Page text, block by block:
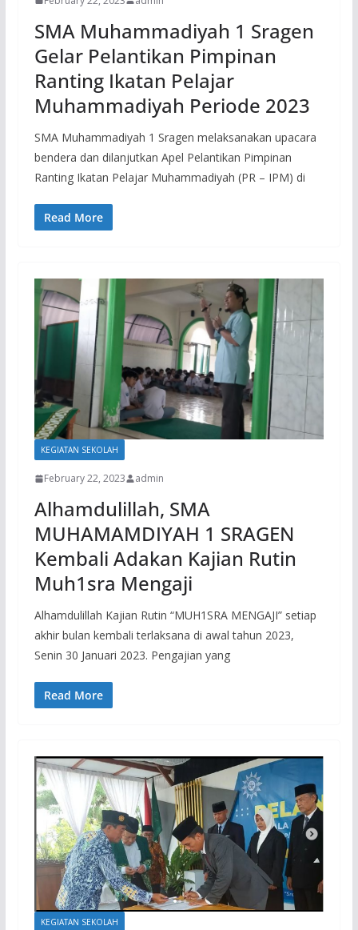
SMA Muhammadiyah 1 Sragen
Gelar Pelantikan Pimpinan
Ranting Ikatan Pelajar
Muhammadiyah Periode 2023
SMA Muhammadiyah 1 Sragen melaksanakan upacara
bendera dan dilanjutkan Apel Pelantikan Pimpinan
Ranting Ikatan Pelajar Muhammadiyah (PR – IPM) di
Read More
KEGIATAN SEKOLAH
February 22, 2023 admin
Alhamdulillah, SMA
MUHAMAMDIYAH 1 SRAGEN
Kembali Adakan Kajian Rutin
Muh1sra Mengaji
Alhamdulillah Kajian Rutin “MUH1SRA MENGAJI” setiap
akhir bulan kembali terlaksana di awal tahun 2023,
Senin 30 Januari 2023. Pengajian yang
Read More
KEGIATAN SEKOLAH